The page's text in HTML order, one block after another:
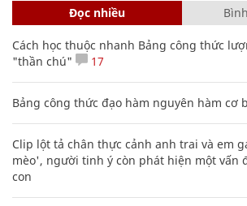
Đọc nhiều
Cách học thuộc nhanh Bảng công thức
"thần chú"
17
Bảng công thức đạo hàm nguyên hàm cơ
Clip lột tả chân thực cảnh anh trai và em
mèo', người tinh ý còn phát hiện một vấn
con